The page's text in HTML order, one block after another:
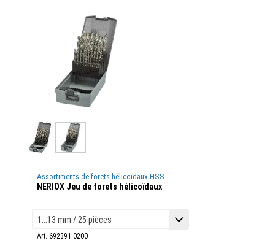
Assortiments de forets hélicoïdaux HSS
NERIOX Jeu de forets hélicoïdaux
Art. 692391.0200